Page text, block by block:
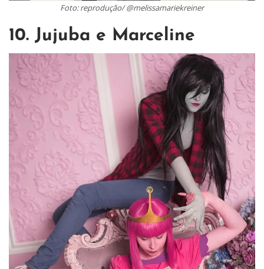
Foto: reprodução/ @melissamariekreiner
10. Jujuba e Marceline